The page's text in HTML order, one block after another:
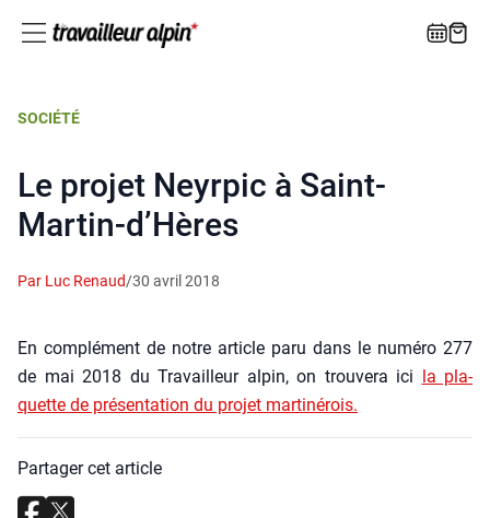
SOCIÉTÉ
Le projet Neyrpic à Saint-
Martin-d’Hères
Par Luc Renaud/30 avril 2018
En com­plé­ment de notre article paru dans le numé­ro 277
de mai 2018 du Tra­vailleur alpin, on trou­ve­ra ici la pla­
quette de pré­sen­ta­tion du pro­jet mar­ti­né­rois.
Partager cet article